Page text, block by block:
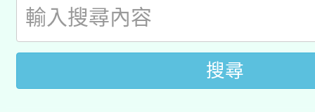
件」活動簡章
年度COVID-19疫苗接
接種對象擴大為「滿6
接種之民眾」措施，延
搜尋